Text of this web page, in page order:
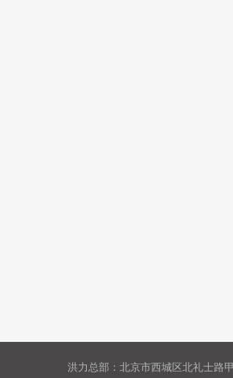
洪力总部：北京市西城区北礼士路